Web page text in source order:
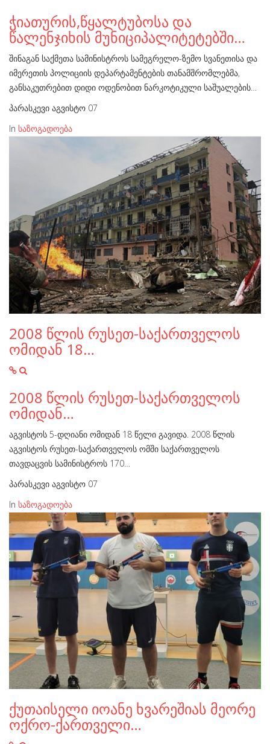
ჭიათურის,წყალტუბოსა და
წალენჯიხის მუნიციპალიტეტებში…
შინაგან საქმეთა სამინისტროს სამეგრელო-ზემო სვანეთისა და
იმერეთის პოლიციის დეპარტამენტების თანამშრომლებმა,
განსაკუთრებით დიდი ოდენობით ნარკოტიკული საშუალების…
პარასკევი აგვისტო 07
In საზოგადოება
2008 წლის რუსეთ-საქართველოს
ომიდან 18…
2008 წლის რუსეთ-საქართველოს
ომიდან…
აგვისტოს 5-დღიანი ომიდან 18 წელი გავიდა. 2008 წლის
აგვისტოს რუსეთ-საქართველოს ომში საქართველოს
თავდაცვის სამინისტროს 170…
პარასკევი აგვისტო 07
In საზოგადოება
ქუთაისელი იოანე ხვარეშიას მეორე
ოქრო-ქართველი…